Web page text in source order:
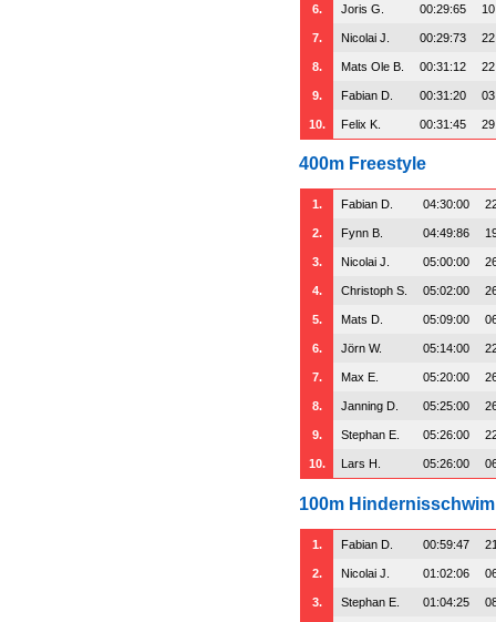
6. Joris G. 00:29:65
7. Nicolai J. 00:29:73
8. Mats Ole B. 00:31:12
9. Fabian D. 00:31:20
10. Felix K. 00:31:45
400m Freestyle
1. Fabian D. 04:30:00
2. Fynn B. 04:49:86
3. Nicolai J. 05:00:00
4. Christoph S. 05:02:00
5. Mats D. 05:09:00
6. Jörn W. 05:14:00
7. Max E. 05:20:00
8. Janning D. 05:25:00
9. Stephan E. 05:26:00
10. Lars H. 05:26:00
100m
1. Fabian D. 00:59:47
2. Nicolai J. 01:02:06
3. Stephan E. 01:04:25